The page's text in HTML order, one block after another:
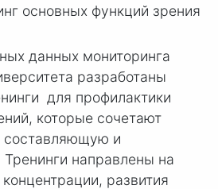
основных функций зрения
данных мониторинга
разработаны
для профилактики
которые сочетают
составляющую и
направлены на
развития